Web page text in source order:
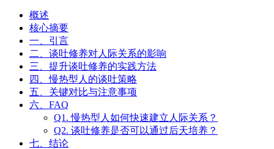
概述
核心摘要
一、引言
二、谈吐修养对人际关系的影响
三、提升谈吐修养的实践方法
四、慢热型人的谈吐策略
五、关键对比与注意事项
六、FAQ
Q1. 慢热型人如何快速建立人际关系？
Q2. 谈吐修养是否可以通过后天培养？
七、结论